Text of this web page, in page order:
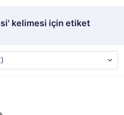
kelimesi için etiket